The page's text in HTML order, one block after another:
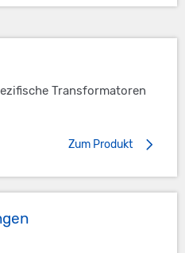
Transformatoren
Zum Produkt